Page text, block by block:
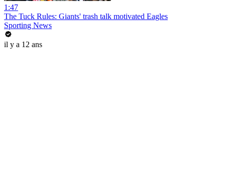
1:47
The Tuck Rules: Giants' trash talk motivated Eagles
Sporting News
il y a 12 ans